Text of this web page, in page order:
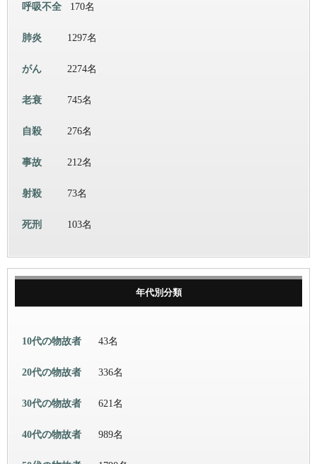
呼吸不全 170名
肺炎 1297名
がん 2274名
老衰 745名
自殺 276名
事故 212名
射殺 73名
死刑 103名
年代別分類
10代の物故者 43名
20代の物故者 336名
30代の物故者 621名
40代の物故者 989名